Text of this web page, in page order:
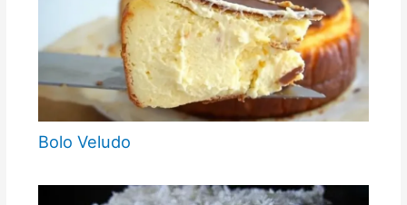
Bolo Veludo